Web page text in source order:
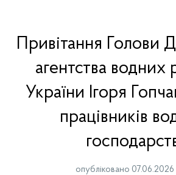
Привітання Голови
агентства водних
України Ігоря
працівників
опубліковано